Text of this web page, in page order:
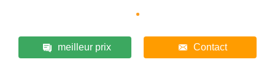
meilleur prix Contact